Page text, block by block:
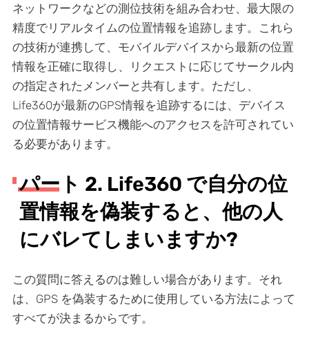
ネットワークなどの測位技術を組み合わせ、最大限の
精度でリアルタイムの位置情報を追跡します。これら
の技術が連携して、モバイルデバイスから最新の位置
情報を正確に取得し、リクエストに応じてサークル内
の指定されたメンバーと共有します。ただし、
Life360が最新のGPS情報を追跡するには、デバイス
の位置情報サービス機能へのアクセスを許可されてい
る必要があります。
パート 2. Life360 で自分の位
置情報を偽装すると、他の人
にバレてしまいますか?
この質問に答えるのは難しい場合があります。それ
は、GPS を偽装するために使用している方法によって
すべてが決まるからです。